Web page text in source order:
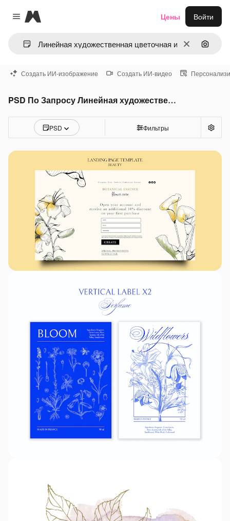
Close menu
Magnific
ОчиститьПоиск
Цены Войти
Создать ИИ-изображение Создать ИИ-видео
PSD По Запросу Линейная художественная цветочная иллюстрация
PSD Фильтры